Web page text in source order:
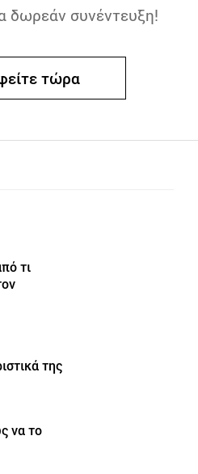
δωρεάν συνέντευξη!
τώρα
τι
της
να το